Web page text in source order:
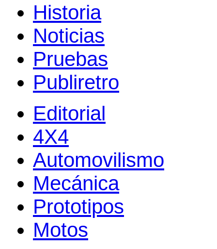
Historia
Noticias
Pruebas
Publiretro
Editorial
4X4
Automovilismo
Mecánica
Prototipos
Motos